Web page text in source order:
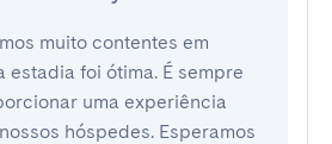
muito contentes em
estadia foi ótima. É sempre
uma experiência
hóspedes. Esperamos